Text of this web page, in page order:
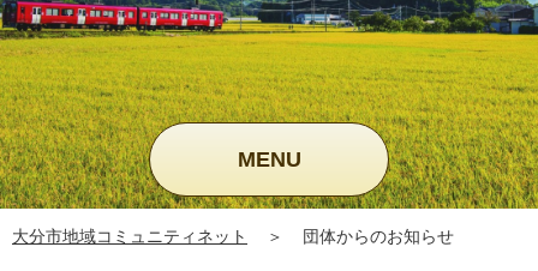
MENU
大分市地域コミュニティネット ＞ 団体からのお知らせ